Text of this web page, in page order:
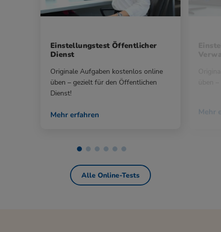
Einstellungstest Öffentlicher
Dienst
Originale Aufgaben kostenlos online
üben – gezielt für den Öffentlichen
Dienst!
Mehr erfahren Mehr
Alle Online-Tests